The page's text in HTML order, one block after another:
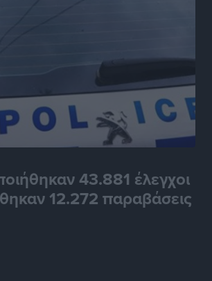
43.881 έλεγχοι
12.272 παραβάσεις